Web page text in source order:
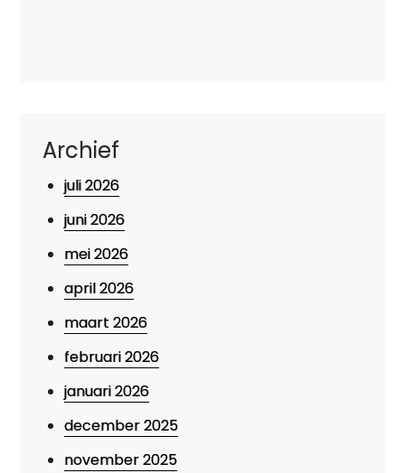
Archief
juli 2026
juni 2026
mei 2026
april 2026
maart 2026
februari 2026
januari 2026
december 2025
november 2025